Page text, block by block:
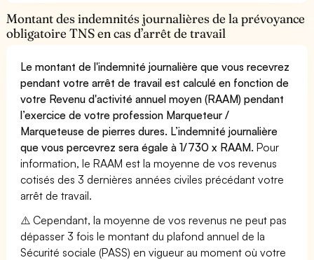
Montant des indemnités journalières de la prévoyance
obligatoire TNS en cas d’arrêt de travail
Le montant de l'indemnité journalière que vous recevrez
pendant votre arrêt de travail est calculé en fonction de
votre Revenu d'activité annuel moyen (RAAM) pendant
l’exercice de votre profession Marqueteur /
Marqueteuse de pierres dures. L’indemnité journalière
que vous percevrez sera égale à 1/730 x RAAM. Pour
information, le RAAM est la moyenne de vos revenus
cotisés des 3 dernières années civiles précédant votre
arrêt de travail.
⚠️ Cependant, la moyenne de vos revenus ne peut pas
dépasser 3 fois le montant du plafond annuel de la
Sécurité sociale (PASS) en vigueur au moment où votre